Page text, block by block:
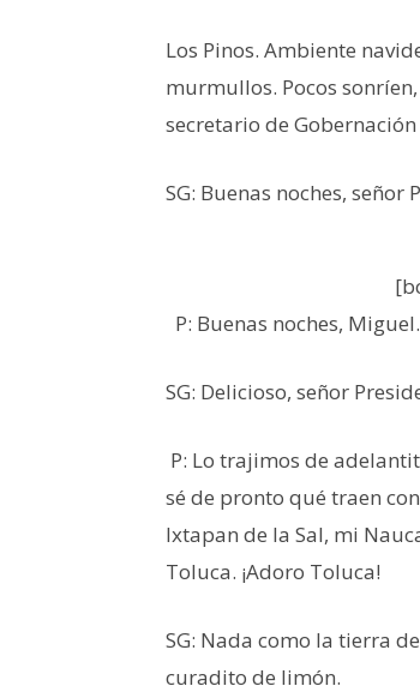
Los Pinos. Ambiente
murmullos. Pocos
secretario de
SG: Buenas noches, señor
P: Buenas noches,
SG: Delicioso, señor
P: Lo trajimos de
sé de pronto qué traen
Ixtapan de la Sal, mi
Toluca. ¡Adoro Toluca!
SG: Nada como la tierra
curadito de limón.